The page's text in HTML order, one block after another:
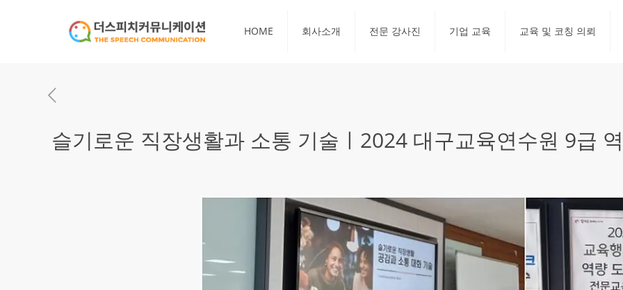
HOME 회사소개 전문 강사진 기업 교육 교육 및 코칭 의뢰
슬기로운 직장생활과 소통 기술ㅣ2024 대구교육연수원 9급